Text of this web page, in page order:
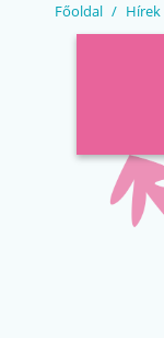
Főoldal Hírek